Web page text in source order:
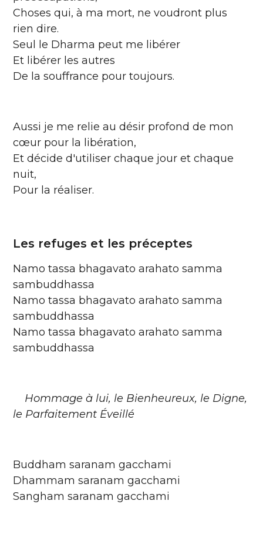
Choses qui, à ma mort, ne voudront plus
rien dire.
Seul le Dharma peut me libérer
Et libérer les autres
De la souffrance pour toujours.
Aussi je me relie au désir profond de mon
cœur pour la libération,
Et décide d'utiliser chaque jour et chaque
nuit,
Pour la réaliser.
Les refuges et les préceptes
Namo tassa bhagavato arahato samma
sambuddhassa
Namo tassa bhagavato arahato samma
sambuddhassa
Namo tassa bhagavato arahato samma
sambuddhassa
Hommage à lui, le Bienheureux, le Digne,
le Parfaitement Éveillé
Buddham saranam gacchami
Dhammam saranam gacchami
Sangham saranam gacchami